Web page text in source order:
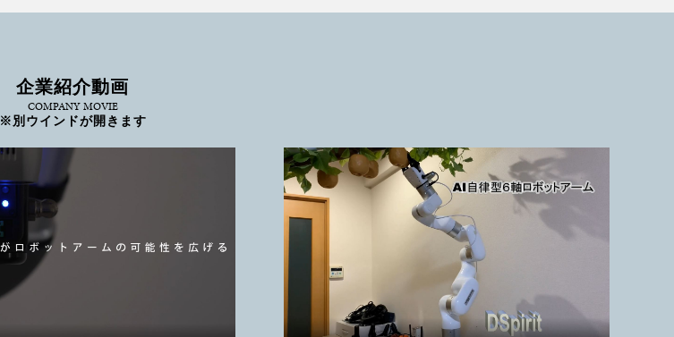
企業紹介動画
COMPANY MOVIE
※別ウインドが開きます